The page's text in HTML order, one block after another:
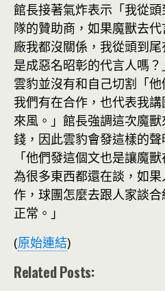
館長接著氣炸表示「我從
隊的贊助商，如果魔獸去
廠我都沒關係，我從頭到
是成惡名昭彰的代言人嗎？
雲豹並沒有和自己切割「
我們有在合作，也代表我
來風。」館長強調這次魔
錢，因此雲豹會發這樣的聲
「他們發這個文也是讓魔
為很多東西都還在談，如
作，球團怎麼去跟人家談
正常。」
(原始連結)
Related Posts: